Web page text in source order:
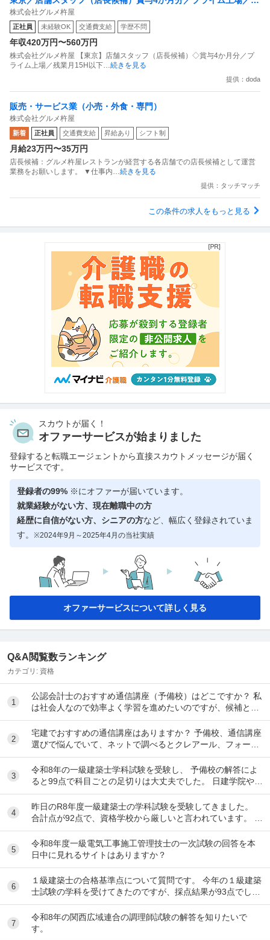
業月15H以下／新店オープン多数
株式会社グルメ杵屋
正社員 未経験OK 交通費支給 学歴不問
年収420万円〜560万円
株式会社グルメ杵屋 【東京】店舗スタッフ（店長候補）◇賞与4か月分／プ
ライム上場／残業月15H以下 …続きを見る
提供：doda
販売・サービス業（小売・外食・専門）
株式会社グルメ杵屋
新着 正社員 交通費支給 昇給あり シフト制
月給23万円〜35万円
店長候補：グルメ杵屋レストランが経営する各店舗での店長候補として運営
業務をお願いします。 ▼仕事内 …続きを見る
提供：タッチマッチ
この条件の求人をもっと見る
スカウトが届く！
オファーサービスが始まりました
登録すると転職エージェントから直接スカウトメッセージが届く
サービスです。
登録者の99% ※にオファーが届いています。
就業経験がない方、現在離職中の方
経歴に自信がない方、シニアの方など、幅広く登録されていま
す。 ※2024年9月～2025年4月の当社実績
オファーサービスについて詳しく見る
Q&A閲覧数ランキング
カテゴリ: 資格
1
公認会計士のおすすめ通信講座（予備校）はどこですか？ 私
は社会人なので効率よく学習を進めたいのですが、候補とし
てはクレアール、LEC、CPA会計学院、大原...
2
宅建でおすすめの通信講座はありますか？ 予備校、通信講座
選びで悩んでいて、ネットで調べるとクレアール、フォーサ
イト、スタディング、TACなど色々出てきて...
3
令和8年の一級建築士学科試験を受験し、 予備校の解答によ
ると99点で科目ごとの足切りは大丈夫でした。 日建学院やX
によると合格最低点予想が高くなると言われ...
4
昨日のR8年度一級建築士の学科試験を受験してきました。
合計点が92点で、資格学校から厳しいと言われています。 製
図の準備は始めるべきでしょうか？ ちな...
5
令和8年度一級電気工事施工管理技士の一次試験の回答を本
日中に見れるサイトはありますか？
6
１級建築士の合格基準点について質問です。 今年の１級建築
士試験の学科を受けてきたのですが、採点結果が93点でし
た。 各予備校の予想される合格基準点は N...
7
令和8年の関西広域連合の調理師試験の解答を知りたいで
す。